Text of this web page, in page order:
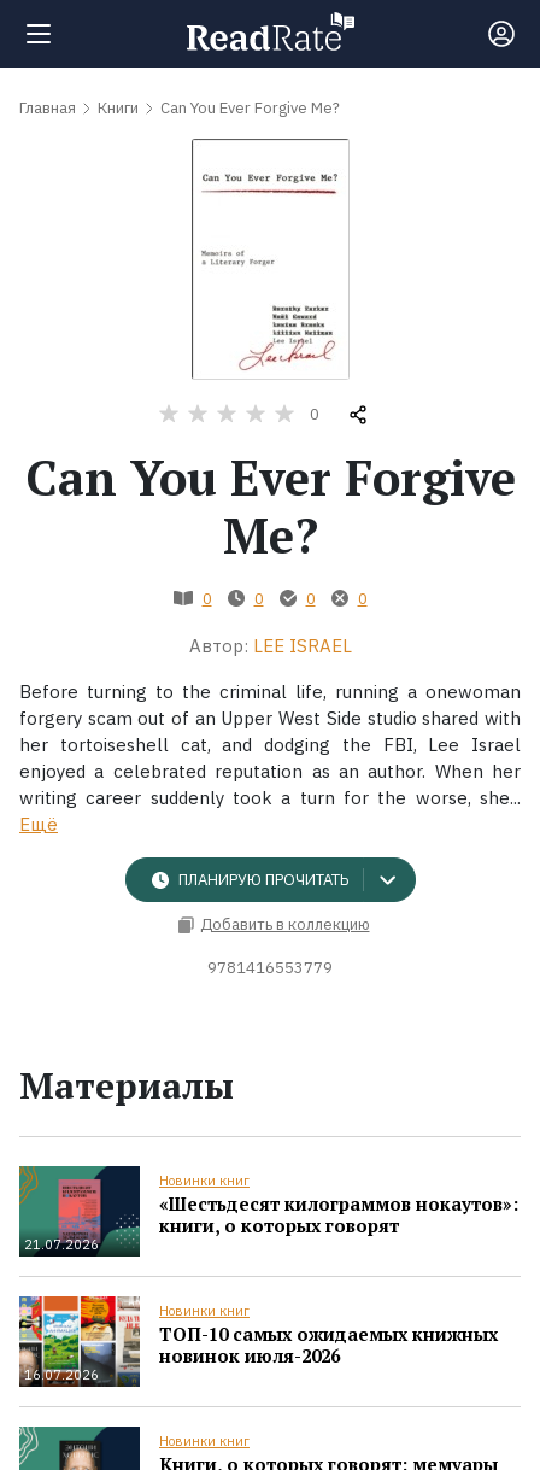
Поиск
книги
Экранизации
Коллекции
Главная Книги Can You Ever Forgive Me?
0
Can You Ever Forgive
Me?
0 0 0 0
Автор: LEE ISRAEL
Before turning to the criminal life, running a onewoman
forgery scam out of an Upper West Side studio shared with
her tortoiseshell cat, and dodging the FBI, Lee Israel
enjoyed a celebrated reputation as an author. When her
writing career suddenly took a turn for the worse, she...
Ещё
ПЛАНИРУЮ ПРОЧИТАТЬ
Добавить в коллекцию
9781416553779
Материалы
21.07.2026
Новинки книг
«Шестьдесят килограммов нокаутов»:
книги, о которых говорят
16.07.2026
Новинки книг
ТОП-10 самых ожидаемых книжных
новинок июля-2026
Новинки книг
Книги, о которых говорят: мемуары